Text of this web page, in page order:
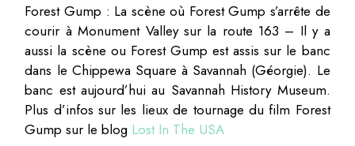
Forest Gump : La scène où Forest Gump s’arrête de
courir à Monument Valley sur la route 163 – Il y a
aussi la scène ou Forest Gump est assis sur le banc
dans le Chippewa Square à Savannah (Géorgie). Le
banc est aujourd’hui au Savannah History Museum.
Plus d’infos sur les lieux de tournage du film Forest
Gump sur le blog Lost In The USA